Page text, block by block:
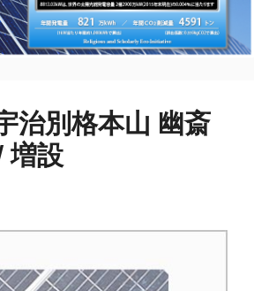
治別格本山 幽斎
増設